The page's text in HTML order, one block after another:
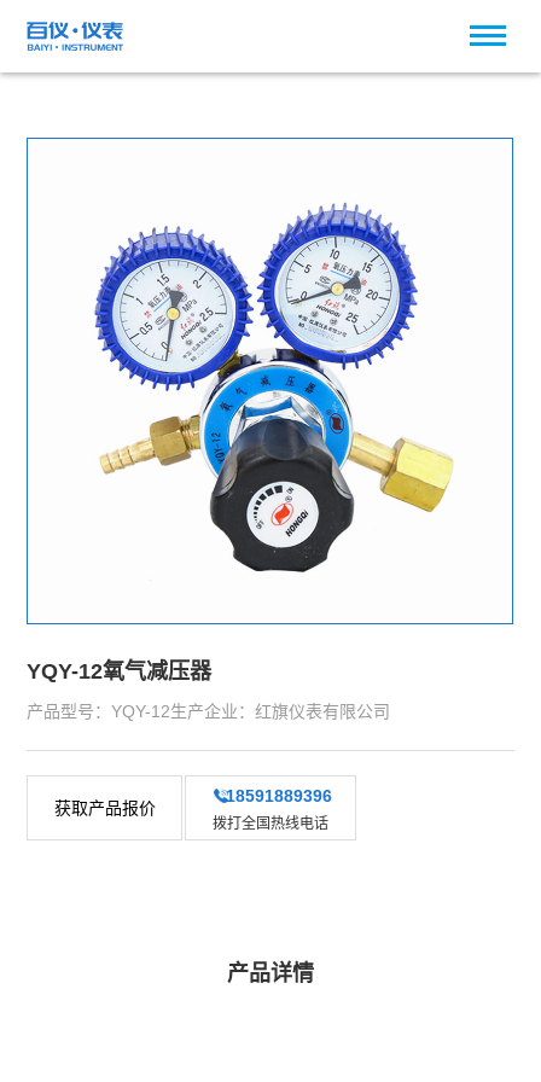
YQY-12氧气减压器
产品型号：YQY-12生产企业：红旗仪表有限公司
获取产品报价
18591889396
拨打全国热线电话
产品详情